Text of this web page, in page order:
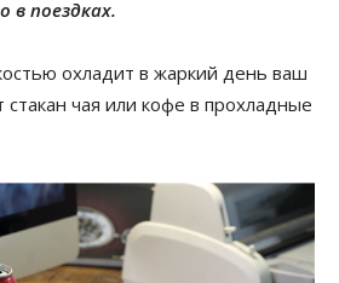
в поездках.
охладит в жаркий день ваш
стакан чая или кофе в прохладные